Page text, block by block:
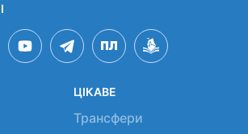
ЦІКАВЕ
Трансфери